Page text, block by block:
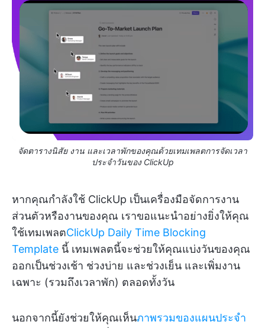
จัดตารางนิสัย งาน และเวลาพักของคุณด้วยเทมเพลตการจัดเวลา
ประจำวันของ ClickUp
หากคุณกำลังใช้ ClickUp เป็นเครื่องมือจัดการงาน
ส่วนตัวหรืองานของคุณ เราขอแนะนำอย่างยิ่งให้คุณ
ใช้เทมเพลตClickUp Daily Time Blocking
Template นี้ เทมเพลตนี้จะช่วยให้คุณแบ่งวันของคุณ
ออกเป็นช่วงเช้า ช่วงบ่าย และช่วงเย็น และเพิ่มงาน
เฉพาะ (รวมถึงเวลาพัก) ตลอดทั้งวัน
นอกจากนี้ยังช่วยให้คุณเห็นภาพรวมของแผนประจำ